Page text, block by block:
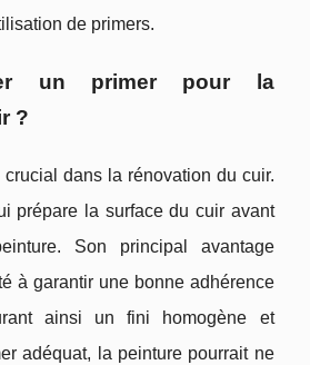
de primers.
un primer pour la
?
dans la rénovation du cuir.
prépare la surface du cuir avant
Son principal avantage
à garantir une bonne adhérence
ainsi un fini homogène et
adéquat, la peinture pourrait ne